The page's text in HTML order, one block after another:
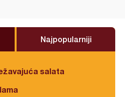
Najpopularniji
salata